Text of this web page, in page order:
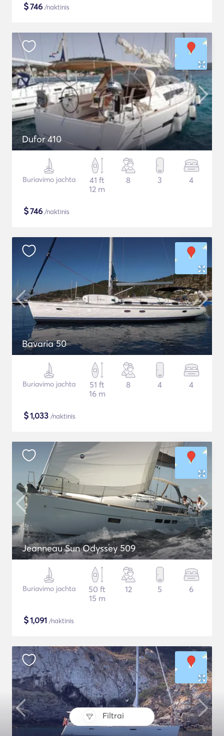
Filtrai
$746 /naktinis
Dufor 410
Buriavimo jachta
41 ft
12 m
8 3 4
$746 /naktinis
Bavaria 50
Buriavimo jachta
51 ft
16 m
8 4 4
$1,033 /naktinis
Jeanneau Sun Odyssey 509
Buriavimo jachta
50 ft
15 m
12 5 6
$1,091 /naktinis